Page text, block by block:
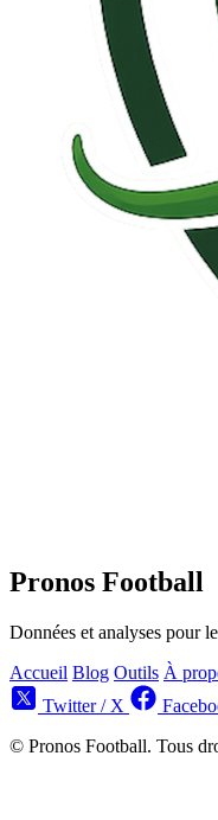
Pronos Football
Données et analyses pour
Accueil Blog Outils À
Twitter / X
© Pronos Football. Tous